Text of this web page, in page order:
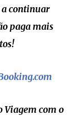
a continuar
paga mais
Viagem com o